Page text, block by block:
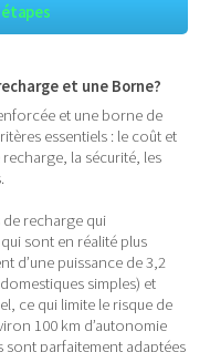
étapes
et une Borne?
et une borne de
essentiels : le coût et
la sécurité, les
recharge qui
sont en réalité plus
d’une puissance de 3,2
simples) et
ce qui limite le risque de
100 km d’autonomie
sont parfaitement adaptées